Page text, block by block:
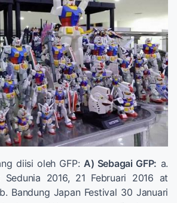
diisi oleh GFP: A) Sebagai GFP: a.
Sedunia 2016, 21 Februari 2016 at
Bandung Japan Festival 30 Januari